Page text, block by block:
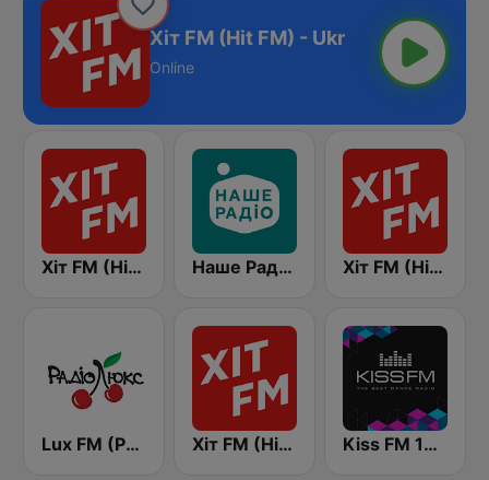
Хіт FM (Hit FM) - Ukr
Online
Хіт FM (Hit FM) Наше Радио (Nashe Radio) 107.9 Хіт FM (Hit FM) - Top
Lux FM (Pадіо Люкс) Хіт FM (Hit FM) - Best Kiss FM 106.5 (Кисc ФМ)